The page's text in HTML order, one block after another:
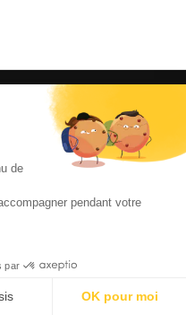
à naviguer sur le site, vous
de
pendant votre
par
OK pour moi